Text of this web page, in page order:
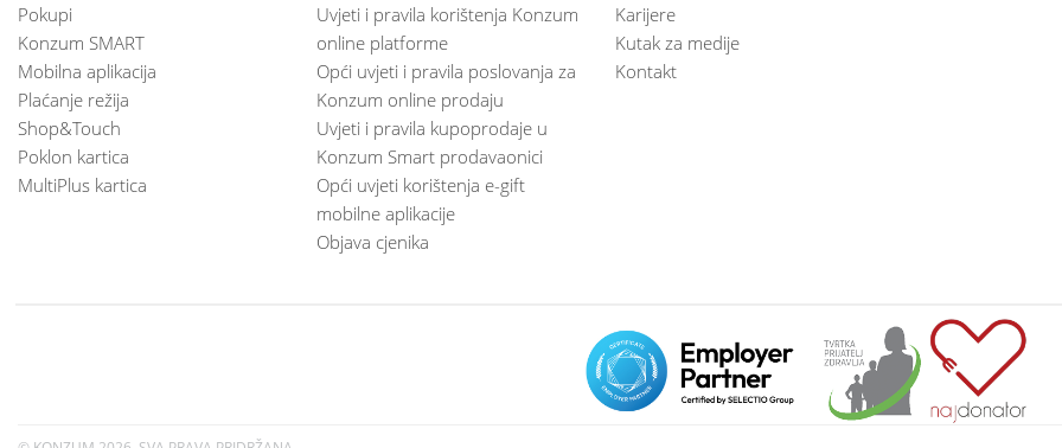
Pokupi
Konzum SMART
Mobilna aplikacija
Plaćanje režija
Shop&Touch
Poklon kartica
MultiPlus kartica
Uvjeti i pravila korištenja Konzum
online platforme
Opći uvjeti i pravila poslovanja za
Konzum online prodaju
Uvjeti i pravila kupoprodaje u
Konzum Smart prodavaonici
Opći uvjeti korištenja e-gift
mobilne aplikacije
Objava cjenika
Karijere
Kutak za medije
Kontakt